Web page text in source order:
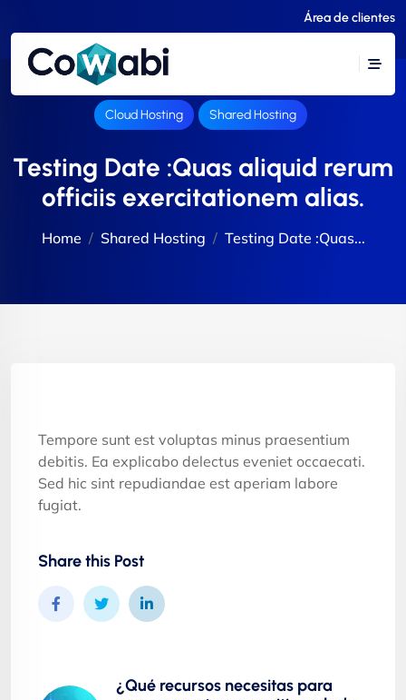
Área de clientes
Cloud Hosting Shared Hosting
Testing Date :Quas aliquid rerum
officiis exercitationem alias.
Home Shared Hosting Testing Date :Quas...
Tempore sunt est voluptas minus praesentium
debitis. Ea explicabo delectus eveniet occaecati.
Sed hic sint repudiandae est aperiam labore
fugiat.
Share this Post
¿Qué recursos necesitas para